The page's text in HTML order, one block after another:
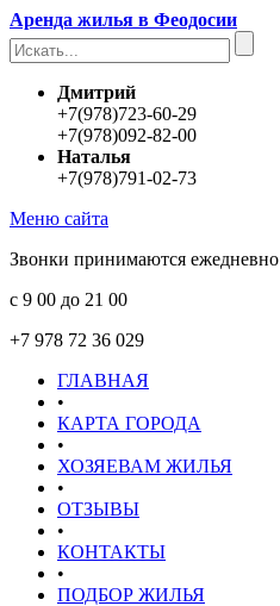
Аренда жилья в Феодосии
Дмитрий
+7(978)723-60-29
+7(978)092-82-00
Наталья
+7(978)791-02-73
Меню сайта
Звонки принимаются ежедневно
с 9 00 до 21 00
+7 978 72 36 029
ГЛАВНАЯ
•
КАРТА ГОРОДА
•
ХОЗЯЕВАМ ЖИЛЬЯ
•
ОТЗЫВЫ
•
КОНТАКТЫ
•
ПОДБОР ЖИЛЬЯ